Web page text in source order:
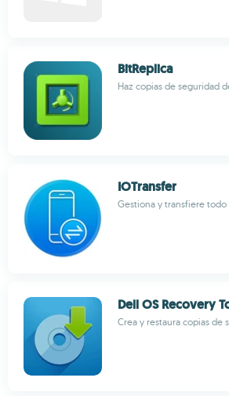
BitReplica
Haz copias de seguridad
IOTransfer
Gestiona y transfiere
Dell OS Recovery
Crea y restaura copias de